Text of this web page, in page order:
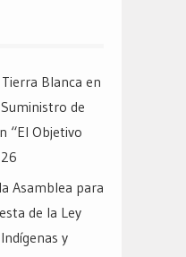
Blanca en
de
“El Objetivo
Asamblea para
de la Ley
y